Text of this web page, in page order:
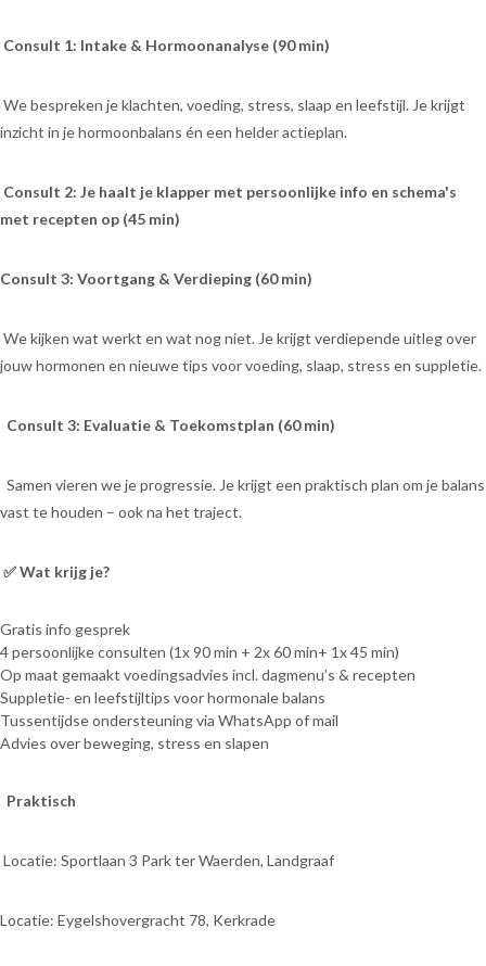
Consult 1: Intake & Hormoonanalyse (90 min)
We bespreken je klachten, voeding, stress, slaap en leefstijl. Je krijgt
inzicht in je hormoonbalans én een helder actieplan.
Consult 2: Je haalt je klapper met persoonlijke info en schema's
met recepten op (45 min)
Consult 3: Voortgang & Verdieping (60 min)
We kijken wat werkt en wat nog niet. Je krijgt verdiepende uitleg over
jouw hormonen en nieuwe tips voor voeding, slaap, stress en suppletie.
Consult 3: Evaluatie & Toekomstplan (60 min)
Samen vieren we je progressie. Je krijgt een praktisch plan om je balans
vast te houden – ook na het traject.
✅Wat krijg je?
Gratis info gesprek
4 persoonlijke consulten (1x 90 min + 2x 60 min+ 1x 45 min)
Op maat gemaakt voedingsadvies incl. dagmenu’s & recepten
Suppletie- en leefstijltips voor hormonale balans
Tussentijdse ondersteuning via WhatsApp of mail
Advies over beweging, stress en slapen
Praktisch
Locatie: Sportlaan 3 Park ter Waerden, Landgraaf
Locatie: Eygelshovergracht 78, Kerkrade